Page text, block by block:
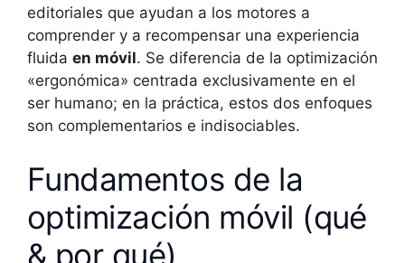
editoriales que ayudan a los motores a
comprender y a recompensar una experiencia
fluida en móvil. Se diferencia de la optimización
«ergonómica» centrada exclusivamente en el
ser humano; en la práctica, estos dos enfoques
son complementarios e indisociables.
Fundamentos de la
optimización móvil (qué
& por qué)